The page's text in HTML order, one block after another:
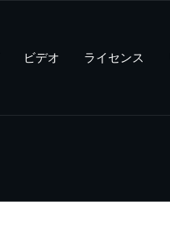
ビデオ ライセンス